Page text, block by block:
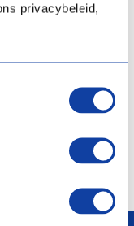
privacybeleid,
allenEPB & EPC-
bij
in je